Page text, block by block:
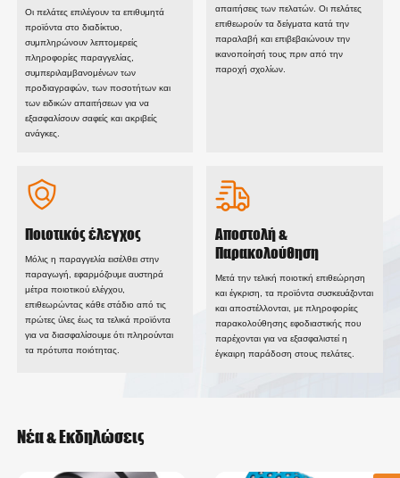
Οι πελάτες επιλέγουν τα επιθυμητά
προϊόντα στο διαδίκτυο,
συμπληρώνουν λεπτομερείς
πληροφορίες παραγγελίας,
συμπεριλαμβανομένων των
προδιαγραφών, των ποσοτήτων και
των ειδικών απαιτήσεων για να
εξασφαλίσουν σαφείς και ακριβείς
ανάγκες.
απαιτήσεις των πελατών. Οι πελάτες
επιθεωρούν τα δείγματα κατά την
παραλαβή και επιβεβαιώνουν την
ικανοποίησή τους πριν από την
παροχή σχολίων.
Ποιοτικός έλεγχος
Μόλις η παραγγελία εισέλθει στην
παραγωγή, εφαρμόζουμε αυστηρά
μέτρα ποιοτικού ελέγχου,
επιθεωρώντας κάθε στάδιο από τις
πρώτες ύλες έως τα τελικά προϊόντα
για να διασφαλίσουμε ότι πληρούνται
τα πρότυπα ποιότητας.
Αποστολή &
Παρακολούθηση
Μετά την τελική ποιοτική επιθεώρηση
και έγκριση, τα προϊόντα συσκευάζονται
και αποστέλλονται, με πληροφορίες
παρακολούθησης εφοδιαστικής που
παρέχονται για να εξασφαλιστεί η
έγκαιρη παράδοση στους πελάτες.
Νέα & Εκδηλώσεις